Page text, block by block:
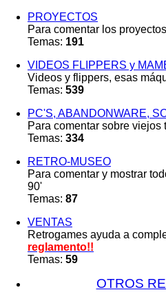
PROYECTOS
Para comentar los
Temas: 191
VIDEOS FLIPPERS y
Videos y flippers, esas
Temas: 539
PC'S, ABANDONWARE,
Para comentar sobre
Temas: 334
RETRO-MUSEO
Para comentar y mostrar
90'
Temas: 87
VENTAS
Retrogames ayuda a
reglamento!!
Temas: 59
OTROS